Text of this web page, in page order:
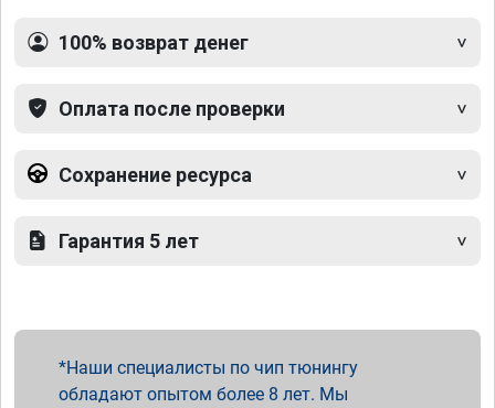
100% возврат денег
Оплата после проверки
Сохранение ресурса
Гарантия 5 лет
Наши специалисты по чип тюнингу
обладают опытом более 8 лет. Мы